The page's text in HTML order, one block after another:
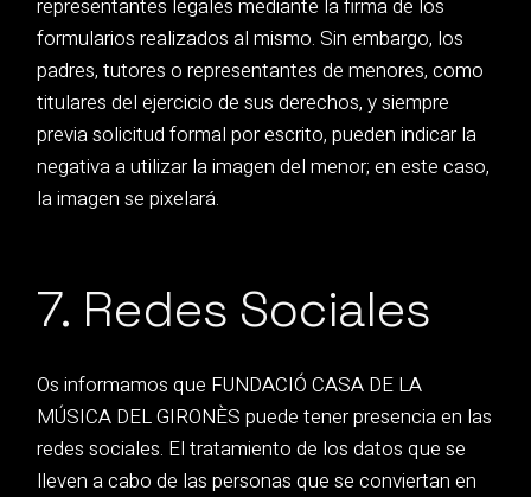
representantes legales mediante la firma de los
formularios realizados al mismo. Sin embargo, los
padres, tutores o representantes de menores, como
titulares del ejercicio de sus derechos, y siempre
previa solicitud formal por escrito, pueden indicar la
negativa a utilizar la imagen del menor; en este caso,
la imagen se pixelará.
7. Redes Sociales
Os informamos que FUNDACIÓ CASA DE LA
MÚSICA DEL GIRONÈS puede tener presencia en las
redes sociales. El tratamiento de los datos que se
lleven a cabo de las personas que se conviertan en